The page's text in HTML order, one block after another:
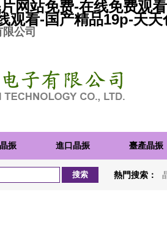
网站免费-在线免费观
观看-国产精品19p-天
公司
振 進口晶振 臺產晶振
熱門搜索：